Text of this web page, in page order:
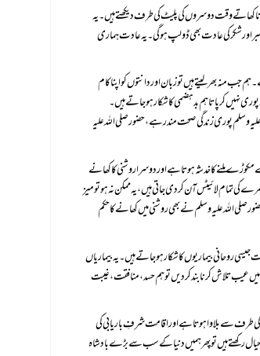
(۱۵)حضورصلی اللہ علیہ وسلم نے فرمایا: اپنے کھانے پر اداس نہ ہوا کرو۔ہم عموماً کھانے کی مقدار اور کوالٹی پر اداس ہو جاتے ہیں۔ ہم ہمیشہ کھانا کھاتے وقت دوسروں کی پلیٹ کی طرف دیکھتے ہیں۔یہ
عادت ہمارے اندر ناشکری پیدا کرتی ہے۔ ہم اگر اپنے کھانے کو اللہ کا رزق سمجھیں اس پر شکر کریں تو ہمارے اندر برداشت بھی بڑھے گی اور صبر اور شکر کی عادت بھی ڈولپ ہو گی۔ یہ عادت ہماری
(۱۶)حضورصلی اللہ علیہ وسلم نے فرمایا: منہ بھر کر نہ کھاؤ ۔ہمارا منہ خوراک کے ہاضمے کا آدھا کام کرتا ہے، باقی آدھا کام معدہ سرانجام دیتا ہے۔ہم جب منہ بھر لیتے ہیں تو زبان اور دانتوں کو اپنا کام
(۱۷)حضورصلی اللہ علیہ وسلم نے فرمایا: اندھیرے میں مت کھاؤ ۔ اس فرمان کی دو وجوہات ہیں۔ اندھیرے میں کھانے سے کھانے میں کیڑے مکوڑے ملنے کا خدشہ ہوتا ہے اور دوسرا روشنی کا کھانے
کے ساتھ گہرا تعلق ہوتا ہے۔ ہمیں روشنی میں کھایا ہوا کھانا زیادہ انرجی دیتا ہے ۔یہ وہ واحد وجہ ہے جس کی بنا پر دنیا بھر میں ڈنر کے وقت ہال اور کمرے کی تمام لائیٹس آن کر دی جاتی ہیں، یہ ممکن نہ ہو تو میز
پر موم بتیاں جلا دی جاتی ہیں۔ انگریز اس انتظام کو کینڈل لائیٹ ڈنر کہتے ہیں یہ روایت ہزاروں سال سے چلی آ رہی ہے اور یہ انتہائی مفید ہے۔ حضورصلی اللہ علیہ وسلم نے بھی روشنی میں کھانے کا حکم
(۱۸)حضورصلی اللہ علیہ وسلم نے فرمایا: دوسروں کے عیب تلاش نہ کرو۔ ہم جب دوسروں میں عیب ڈھونڈتے ہیںتو ہم چغلی غیبت اور منافقت جیسی روحانی بیماریوں کا شکار ہو جاتے ہیں۔ یہ بیماریاں
ہمیں حسد جیسے مہلک مرض میں مبتلا کر دیتی ہیں اور یوں ہم ذہنی جسمانی اور روحانی تینوں سطحوں پر علیل ہو جاتے ہیں چنانچہ ہم اگر صرف دوسروں میں عیب تلاش کرنا بند کر دیں تو ہم حسد، منافقت، غیبت
(۱۹)حضورصلی اللہ علیہ وسلم نے فرمایا: اقامت اور اذان کے درمیان گفتگو نہ کیا کرو۔ اللہ کائنات کا سب سے بڑا بادشاہ ہے، اذان اس بادشاہ کی طرف سے بلاوا ہوتا ہے اور اقامت شرفِ باریابی کی
اجازت چنانچہ یہ دونوں اوقات پروٹوکول ہیں۔ اللہ تعالیٰ کو پروٹوکول کی خلاف ورزی اچھی نہیں لگتی ۔ہم اگر دنیاوی بادشاہوں کے پروٹوکو ل کا خیال رکھتے ہیں تو پھر ہمیں دنیا کے سب سے بڑے بادشاہ